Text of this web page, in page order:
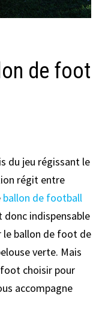
de foot
du jeu régissant le
régit entre
ballon de football
indispensable
le ballon de foot de
verte. Mais
choisir pour
accompagne